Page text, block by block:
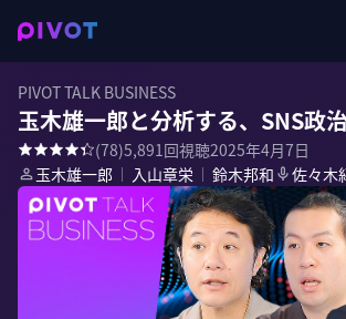
PIVOT TALK BUSINESS
玉木雄一郎と分析する、SNS政
(78)5,891回視聴2025年4月7日
玉木雄一郎 ｜ 入山章栄 ｜ 鈴木邦和 佐々木